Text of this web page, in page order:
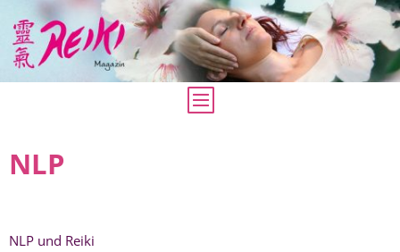
NLP
NLP und Reiki